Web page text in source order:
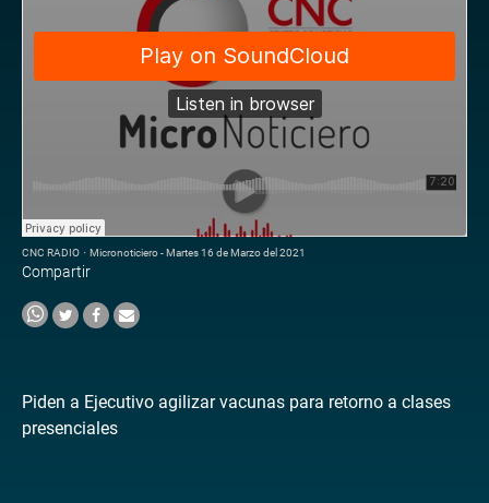
CNC RADIO · Micronoticiero - Martes 16 de Marzo del 2021
Compartir
Piden a Ejecutivo agilizar vacunas para retorno a clases
presenciales